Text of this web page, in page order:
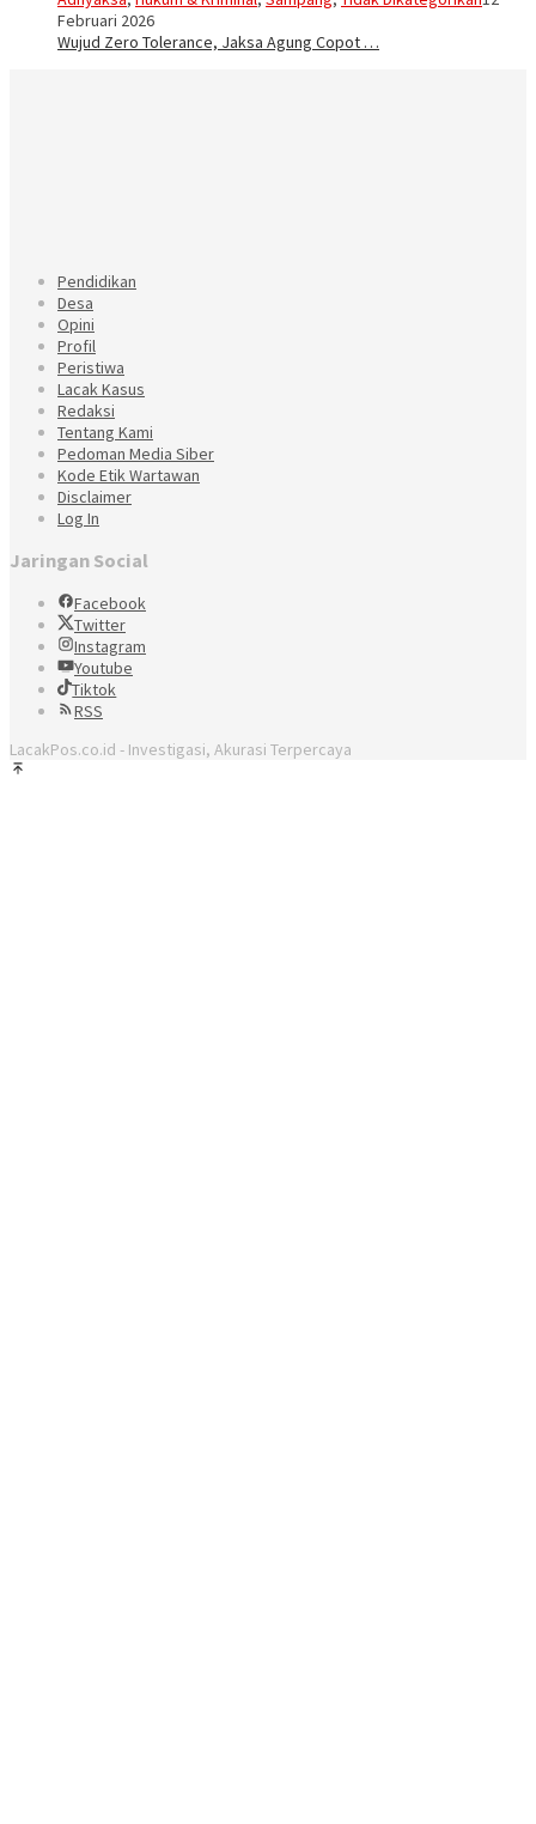
Februari 2026
Wujud Zero Tolerance, Jaksa Agung Copot …
Pendidikan
Desa
Opini
Profil
Peristiwa
Lacak Kasus
Redaksi
Tentang Kami
Pedoman Media Siber
Kode Etik Wartawan
Disclaimer
Log In
Jaringan Social
Facebook
Twitter
Instagram
Youtube
Tiktok
RSS
LacakPos.co.id - Investigasi, Akurasi Terpercaya